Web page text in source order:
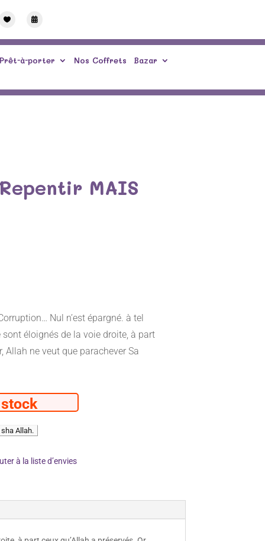
 
Prêt-à-porter Nos Coffrets
Bazar
MAIS
Nul n’est épargné. à tel
éloignés de la voie droite, à part
Allah ne veut que parachever Sa
à la liste d’envies